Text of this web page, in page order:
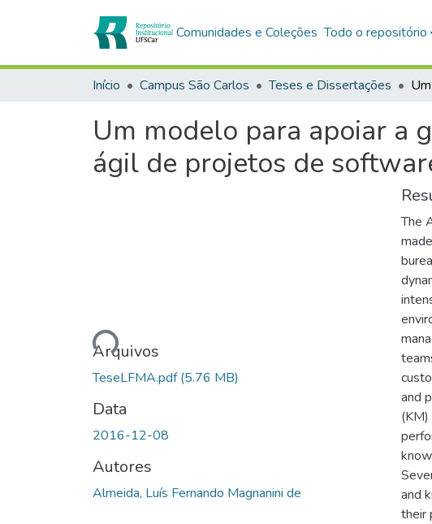
Comunidades e Coleções Todo o repositório
Início Campus São Carlos Teses e Dissertações
Um modelo para apoiar a
ágil de projetos de
Carregando...
Arquivos
TeseLFMA.pdf(5.76 MB)
Data
2016-12-08
Autores
Almeida, Luís Fernando Magnanini de
The
and
(KM)
and
their